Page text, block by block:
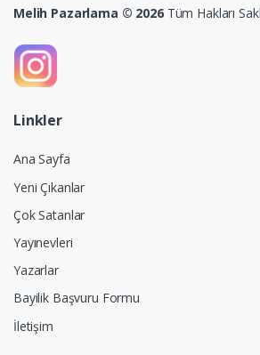
Melih Pazarlama © 2026Tüm Hakları
Linkler
Ana Sayfa
Yeni Çıkanlar
Çok Satanlar
Yayınevleri
Yazarlar
Bayilik Başvuru Formu
İletişim